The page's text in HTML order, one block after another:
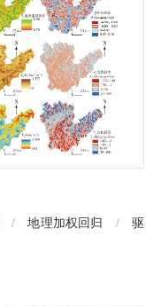
/ 地理加权回归 /
驱